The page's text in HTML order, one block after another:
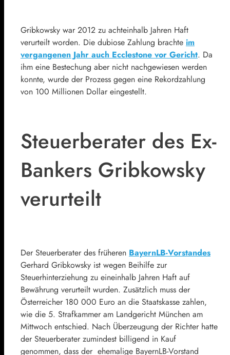
Gribkowsky war 2012 zu achteinhalb Jahren Haft
verurteilt worden. Die dubiose Zahlung brachte im
vergangenen Jahr auch Ecclestone vor Gericht. Da
ihm eine Bestechung aber nicht nachgewiesen werden
konnte, wurde der Prozess gegen eine Rekordzahlung
von 100 Millionen Dollar eingestellt.
Steuerberater des Ex-
Bankers Gribkowsky
verurteilt
Der Steuerberater des früheren BayernLB-Vorstandes
Gerhard Gribkowsky ist wegen Beihilfe zur
Steuerhinterziehung zu eineinhalb Jahren Haft auf
Bewährung verurteilt wurden. Zusätzlich muss der
Österreicher 180 000 Euro an die Staatskasse zahlen,
wie die 5. Strafkammer am Landgericht München am
Mittwoch entschied. Nach Überzeugung der Richter hatte
der Steuerberater zumindest billigend in Kauf
genommen, dass der ehemalige BayernLB-Vorstand